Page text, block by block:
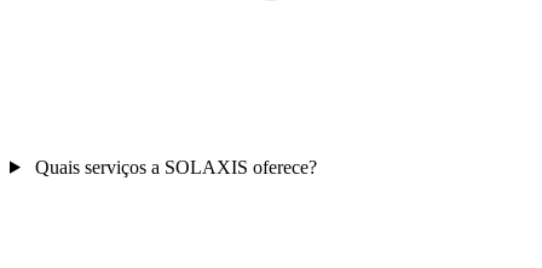
Quais serviços a SOLAXIS oferece?